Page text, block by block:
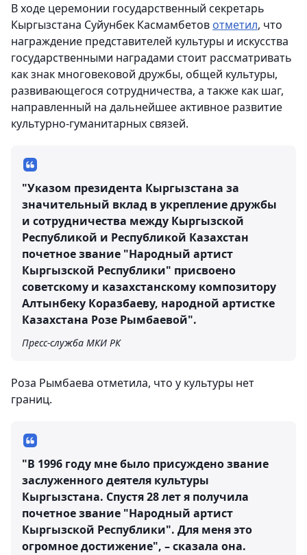
В ходе церемонии государственный секретарь
Кыргызстана Суйунбек Касмамбетов отметил, что
награждение представителей культуры и искусства
государственными наградами стоит рассматривать
как знак многовековой дружбы, общей культуры,
развивающегося сотрудничества, а также как шаг,
направленный на дальнейшее активное развитие
культурно-гуманитарных связей.
"Указом президента Кыргызстана за
значительный вклад в укрепление дружбы
и сотрудничества между Кыргызской
Республикой и Республикой Казахстан
почетное звание "Народный артист
Кыргызской Республики" присвоено
советскому и казахстанскому композитору
Алтынбеку Коразбаеву, народной артистке
Казахстана Розе Рымбаевой".
Пресс-служба МКИ РК
Роза Рымбаева отметила, что у культуры нет
границ.
"В 1996 году мне было присуждено звание
заслуженного деятеля культуры
Кыргызстана. Спустя 28 лет я получила
почетное звание "Народный артист
Кыргызской Республики". Для меня это
огромное достижение", – сказала она.